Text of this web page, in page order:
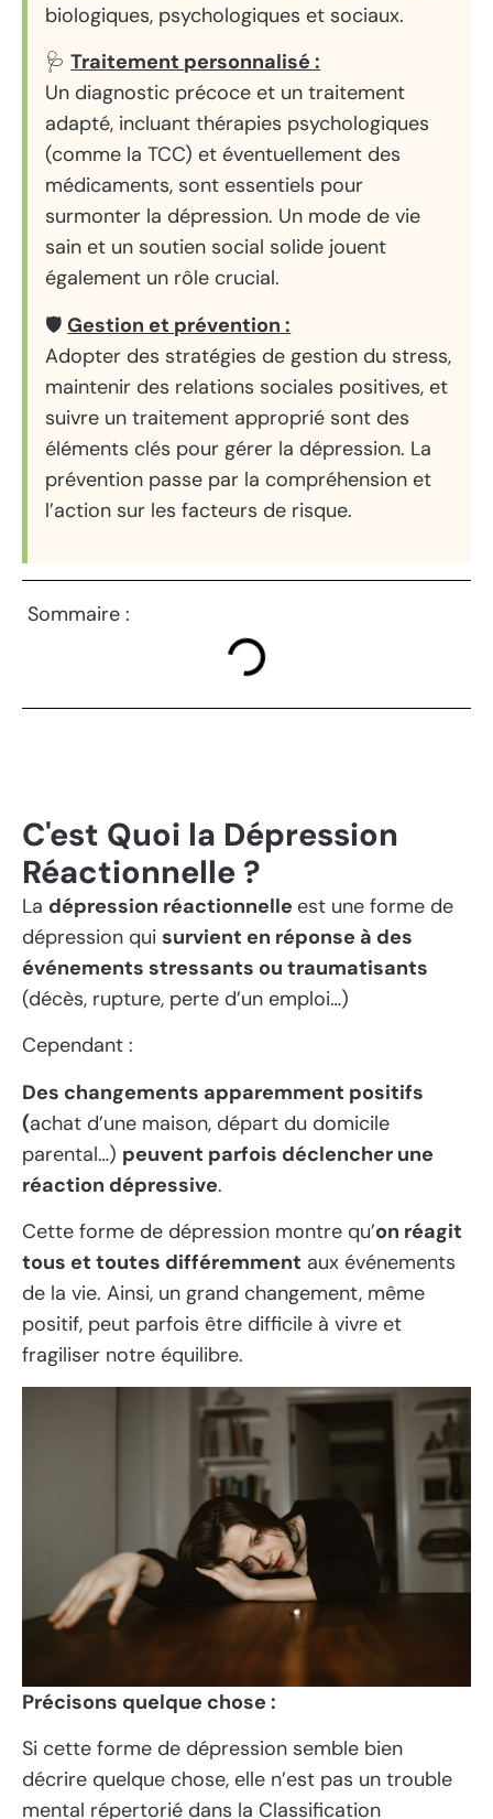
biologiques, psychologiques et sociaux.
🩺Traitement personnalisé :
Un diagnostic précoce et un traitement
adapté, incluant thérapies psychologiques
(comme la TCC) et éventuellement des
médicaments, sont essentiels pour
surmonter la dépression. Un mode de vie
sain et un soutien social solide jouent
également un rôle crucial.
🛡️Gestion et prévention :
Adopter des stratégies de gestion du stress,
maintenir des relations sociales positives, et
suivre un traitement approprié sont des
éléments clés pour gérer la dépression. La
prévention passe par la compréhension et
l’action sur les facteurs de risque.
Sommaire :
C'est Quoi la Dépression
Réactionnelle ?
La dépression réactionnelle est une forme de
dépression qui survient en réponse à des
événements stressants ou traumatisants
(décès, rupture, perte d’un emploi…)
Cependant :
Des changements apparemment positifs
(achat d’une maison, départ du domicile
parental…) peuvent parfois déclencher une
réaction dépressive.
Cette forme de dépression montre qu’on réagit
tous et toutes différemment aux événements
de la vie. Ainsi, un grand changement, même
positif, peut parfois être difficile à vivre et
fragiliser notre équilibre.
Précisons quelque chose :
Si cette forme de dépression semble bien
décrire quelque chose, elle n’est pas un trouble
mental répertorié dans la Classification